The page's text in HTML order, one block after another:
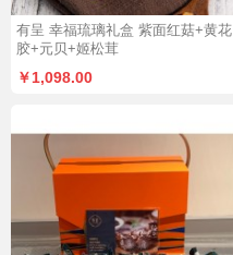
有呈 幸福琉璃礼盒 紫面红菇+黄花
胶+元贝+姬松茸
￥1,098.00